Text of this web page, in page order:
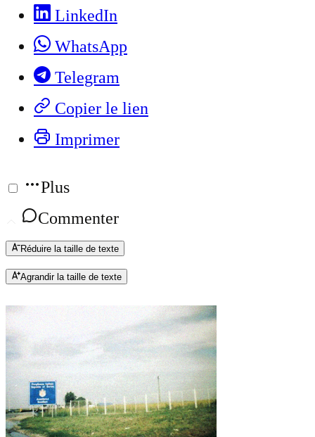
LinkedIn
WhatsApp
Telegram
Copier le lien
Imprimer
Plus
Commenter
Réduire la taille de texte
Agrandir la taille de texte